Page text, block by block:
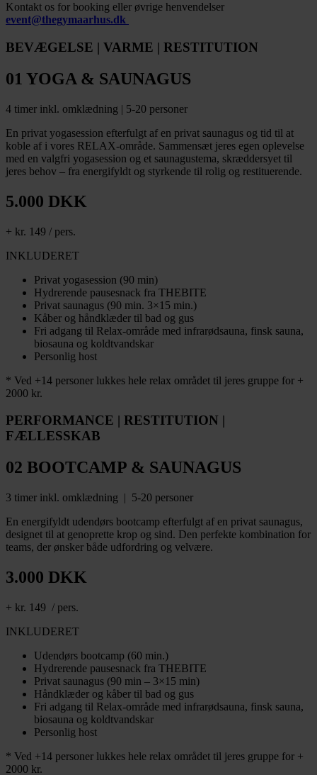
Kontakt os for booking eller øvrige henvendelser
event@thegymaarhus.dk
BEVÆGELSE | VARME | RESTITUTION
01 YOGA & SAUNAGUS
4 timer inkl. omklædning | 5-20 personer
En privat yogasession efterfulgt af en privat saunagus og tid til at
koble af i vores RELAX-område. Sammensæt jeres egen oplevelse
med en valgfri yogasession og et saunagustema, skræddersyet til
jeres behov – fra energifyldt og styrkende til rolig og restituerende.
5.000 DKK
+ kr. 149 / pers.
INKLUDERET
Privat yogasession (90 min)
Hydrerende pausesnack fra THEBITE
Privat saunagus (90 min. 3×15 min.)
Kåber og håndklæder til bad og gus
Fri adgang til Relax-område med infrarødsauna, finsk sauna,
biosauna og koldtvandskar
Personlig host
* Ved +14 personer lukkes hele relax området til jeres gruppe for +
2000 kr.
PERFORMANCE | RESTITUTION |
FÆLLESSKAB
02 BOOTCAMP & SAUNAGUS
3 timer inkl. omklædning | 5-20 personer
En energifyldt udendørs bootcamp efterfulgt af en privat saunagus,
designet til at genoprette krop og sind. Den perfekte kombination for
teams, der ønsker både udfordring og velvære.
3.000 DKK
+ kr. 149 / pers.
INKLUDERET
Udendørs bootcamp (60 min.)
Hydrerende pausesnack fra THEBITE
Privat saunagus (90 min – 3×15 min)
Håndklæder og kåber til bad og gus
Fri adgang til Relax-område med infrarødsauna, finsk sauna,
biosauna og koldtvandskar
Personlig host
* Ved +14 personer lukkes hele relax området til jeres gruppe for +
2000 kr.